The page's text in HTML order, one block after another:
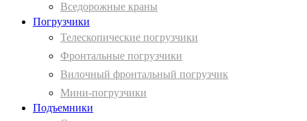
Вcедорожные краны
Погрузчики
Телескопические погрузчики
Фронтальные погрузчики
Вилочный фронтальный погрузчик
Мини-погрузчики
Подъемники